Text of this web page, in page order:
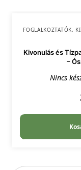
FOGLALKOZTATÓK,
Kivonulás és
–
Nincs